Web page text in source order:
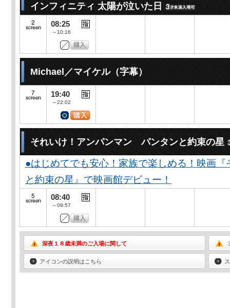
インフィニティ 太陽が泣いた日
08:25
～10:16
Michael／マイケル（字幕）
19:40
～22:02
それいけ！アンパンマン パンタンと約束の星
●はじめてでも安心！家族で楽しめる！映画
と約束の星』で映画館デビュー！
08:40
～09:57
深夜１８歳未満のご入場に関して
アイコンの説明はこちら